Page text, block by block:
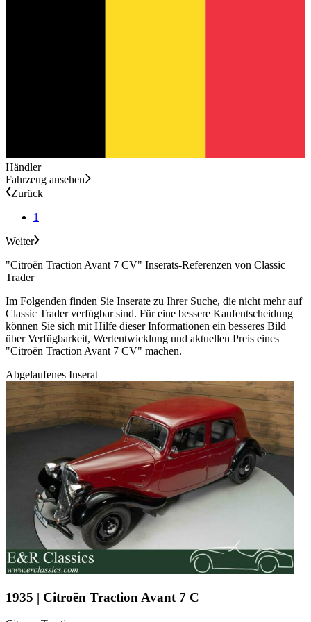
Händler
Fahrzeug ansehen
Zurück
1
Weiter
"Citroën Traction Avant 7 CV" Inserats-Referenzen von Classic
Trader
Im Folgenden finden Sie Inserate zu Ihrer Suche, die nicht mehr auf
Classic Trader verfügbar sind. Für eine bessere Kaufentscheidung
können Sie sich mit Hilfe dieser Informationen ein besseres Bild
über Verfügbarkeit, Wertentwicklung und aktuellen Preis eines
"Citroën Traction Avant 7 CV" machen.
Abgelaufenes Inserat
1935 | Citroën Traction Avant 7 C